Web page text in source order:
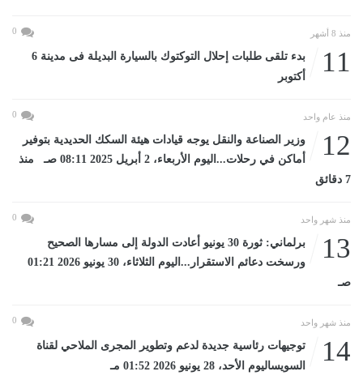
منذ 8 أشهر 0
11
بدء تلقى طلبات إحلال التوكتوك بالسيارة البديلة فى مدينة 6
أكتوبر
منذ عام واحد 0
12
وزير الصناعة والنقل يوجه قيادات هيئة السكك الحديدية بتوفير
أماكن في رحلات...اليوم الأربعاء، 2 أبريل 2025 08:11 صـ منذ
7 دقائق
منذ شهر واحد 0
13
برلماني: ثورة 30 يونيو أعادت الدولة إلى مسارها الصحيح
ورسخت دعائم الاستقرار...اليوم الثلاثاء، 30 يونيو 2026 01:21
صـ
منذ شهر واحد 0
14
توجيهات رئاسية جديدة لدعم وتطوير المجرى الملاحي لقناة
السويساليوم الأحد، 28 يونيو 2026 01:52 مـ